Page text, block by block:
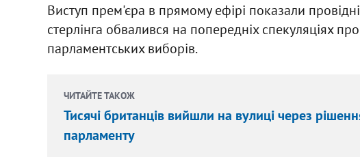
Виступ прем'єра в прямому ефірі показали
стерлінга обвалився на попередніх спекуляціях
парламентських виборів.
ЧИТАЙТЕ ТАКОЖ
Тисячі британців вийшли на вулиці через
парламенту